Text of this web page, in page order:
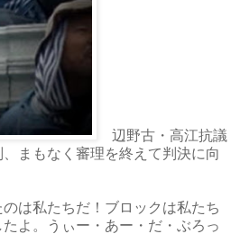
辺野古・高江抗議
まもなく審理を終えて判決に向
は私たちだ！ブロックは私たち
よ。うぃー・あー・だ・ぶろっ